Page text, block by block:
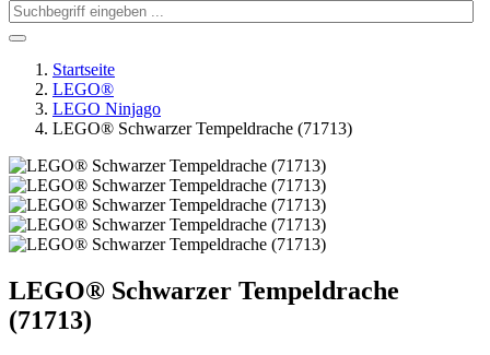
Startseite
LEGO®
LEGO Ninjago
LEGO® Schwarzer Tempeldrache (71713)
LEGO® Schwarzer Tempeldrache
(71713)